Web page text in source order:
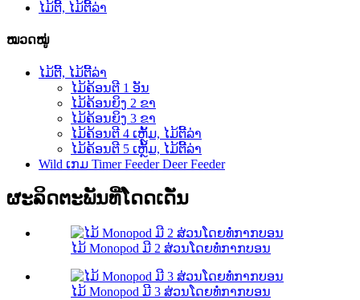
ໄມ້ຕີ້, ໄມ້ຕີ້ລ່າ
ໝວດໝູ່
ໄມ້ຕີ້, ໄມ້ຕີ້ລ່າ
ໄມ້ຄ້ອນຕີ 1 ອັນ
ໄມ້ຄ້ອນຍິງ 2 ຂາ
ໄມ້ຄ້ອນຍິງ 3 ຂາ
ໄມ້ຄ້ອນຕີ 4 ເຫຼັ້ມ, ໄມ້ຕີ້ລ່າ
ໄມ້ຄ້ອນຕີ 5 ເຫຼັ້ມ, ໄມ້ຕີ້ລ່າ
Wild ເກມ Timer Feeder Deer Feeder
ຜະລິດຕະພັນທີ່ໂດດເດັ່ນ
ໄມ້ Monopod ມີ 2 ສ່ວນໂດຍທໍ່ກາກບອນ
ໄມ້ Monopod ມີ 3 ສ່ວນໂດຍທໍ່ກາກບອນ